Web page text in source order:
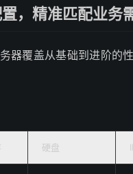
，精准匹配业务
器覆盖从基础到进阶的
硬盘